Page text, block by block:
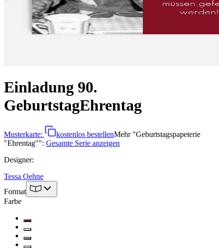
Einladung 90.
GeburtstagEhrentag
Musterkarte: kostenlos bestellenMehr"Geburtstagspapeterie
"Ehrentag"": Gesamte Serie anzeigen
Designer:
Tessa Oehne
Format
Farbe